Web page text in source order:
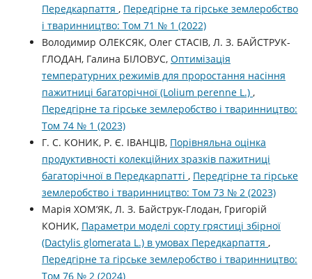
Передкарпаття , Передгірне та гірське землеробство
і тваринництво: Том 71 № 1 (2022)
Володимир ОЛЕКСЯК, Олег СТАСІВ, Л. З. БАЙСТРУК-
ГЛОДАН, Галина БІЛОВУС, Оптимізація
температурних режимів для проростання насіння
пажитниці багаторічної (Lolium perenne L.) ,
Передгірне та гірське землеробство і тваринництво:
Том 74 № 1 (2023)
Г. С. КОНИК, Р. Є. ІВАНЦІВ, Порівняльна оцінка
продуктивності колекційних зразків пажитниці
багаторічної в Передкарпатті , Передгірне та гірське
землеробство і тваринництво: Том 73 № 2 (2023)
Марія ХОМ’ЯК, Л. З. Байструк-Глодан, Григорій
КОНИК, Параметри моделі сорту грястиці збірної
(Dactylis glomerata L.) в умовах Передкарпаття ,
Передгірне та гірське землеробство і тваринництво:
Том 76 № 2 (2024)